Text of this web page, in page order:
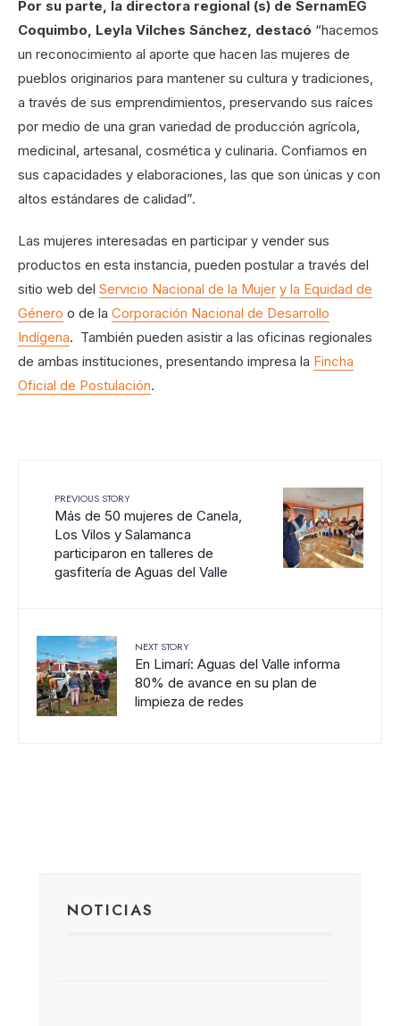
Por su parte, la directora regional (s) de SernamEG
Coquimbo, Leyla Vilches Sánchez, destacó “hacemos
un reconocimiento al aporte que hacen las mujeres de
pueblos originarios para mantener su cultura y tradiciones,
a través de sus emprendimientos, preservando sus raíces
por medio de una gran variedad de producción agrícola,
medicinal, artesanal, cosmética y culinaria. Confiamos en
sus capacidades y elaboraciones, las que son únicas y con
altos estándares de calidad”.
Las mujeres interesadas en participar y vender sus
productos en esta instancia, pueden postular a través del
sitio web del Servicio Nacional de la Mujer y la Equidad de
Género o de la Corporación Nacional de Desarrollo
Indígena. También pueden asistir a las oficinas regionales
de ambas instituciones, presentando impresa la Fincha
Oficial de Postulación.
PREVIOUS STORY
Más de 50 mujeres de Canela,
Los Vilos y Salamanca
participaron en talleres de
gasfitería de Aguas del Valle
NEXT STORY
En Limarí: Aguas del Valle informa
80% de avance en su plan de
limpieza de redes
NOTICIAS